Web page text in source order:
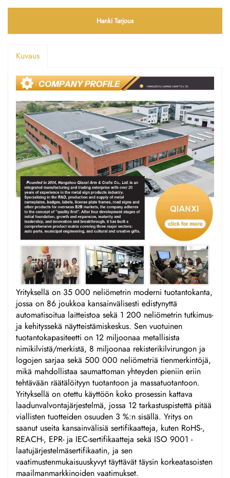
Hanki Tarjous
Kuvaus
Yrityksellä on 35 000 neliömetrin moderni tuotantokanta,
jossa on 86 joukkoa kansainvälisesti edistynyttä
automatisoitua laitteistoa sekä 1 200 neliömetrin tutkimus-
ja kehityssekä näytteistämiskeskus. Sen vuotuinen
tuotantokapasiteetti on 12 miljoonaa metallisista
nimikilvistä/merkistä, 8 miljoonaa rekisterikilvirungon ja
logojen sarjaa sekä 500 000 neliömetriä tienmerkintöjä,
mikä mahdollistaa saumattoman yhteyden pieniin eriin
tehtävään räätälöityyn tuotantoon ja massatuotantoon.
Yrityksellä on otettu käyttöön koko prosessin kattava
laadunvalvontajärjestelmä, jossa 12 tarkastuspistettä pitää
viallisten tuotteiden osuuden 3 %:n sisällä. Yritys on
saanut useita kansainvälisiä sertifikaatteja, kuten RoHS-,
REACH-, EPR- ja IEC-sertifikaatteja sekä ISO 9001 -
laatujärjestelmäsertifikaatin, ja sen
vaatimustenmukaisuuskyvyt täyttävät täysin korkeatasoisten
maailmanmarkkinoiden vaatimukset.